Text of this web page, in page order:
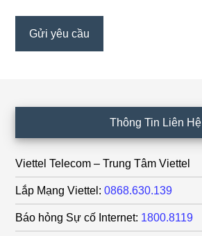
Thông Tin Liên Hệ
Viettel Telecom – Trung Tâm Viettel
Lắp Mạng Viettel: 0868.630.139
Báo hỏng Sự cố Internet: 1800.8119